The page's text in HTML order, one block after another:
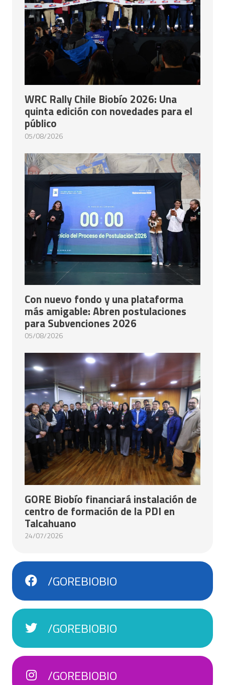
WRC Rally Chile Biobío 2026: Una
quinta edición con novedades para el
público
05/08/2026
Con nuevo fondo y una plataforma
más amigable: Abren postulaciones
para Subvenciones 2026
05/08/2026
GORE Biobío financiará instalación de
centro de formación de la PDI en
Talcahuano
24/07/2026
/GOREBIOBIO
/GOREBIOBIO
/GOREBIOBIO